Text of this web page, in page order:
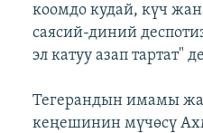
коомдо кудай, күч
саясий-диний
эл катуу азап тартат"
Тегерандын имамы
кеңешинин мүчөсү